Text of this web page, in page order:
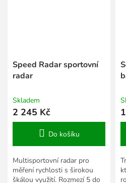
Speed Radar sportovní
radar
Skladem
2 245 Kč
Do košíku
Multisportovní radar pro
měření rychlosti s širokou
škálou využití. Rozmezí 5 do